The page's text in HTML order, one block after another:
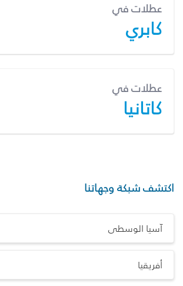
عطلات في
كابري
عطلات في
كاتانيا
اكتشف شبكة وجهاتنا
آسيا الوسطى
أفريقيا